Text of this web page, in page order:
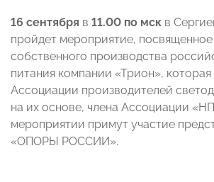
16 сентября в 11.00 по мск в
пройдет мероприятие,
собственного производства
питания компании «Трион», которая
Ассоциации производителей
на их основе, члена Ассоциации
мероприятии примут участие
«ОПОРЫ РОССИИ».